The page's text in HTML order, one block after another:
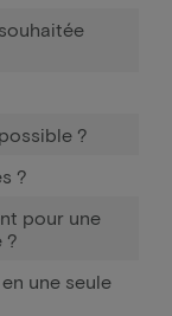
?
?
pour une
?
une seule